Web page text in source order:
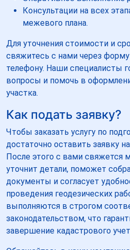
Консультации на всех
межевого плана.
Для уточнения стоимости и
свяжитесь с нами через форму
телефону. Наши специалисты
вопросы и помочь в
участка.
Как подать заявку?
Чтобы заказать услугу по
достаточно оставить заявку
После этого с вами свяжется
уточнит детали, поможет
документы и согласует
проведения геодезических
выполняются в строгом
законодательством, что
завершение кадастрового